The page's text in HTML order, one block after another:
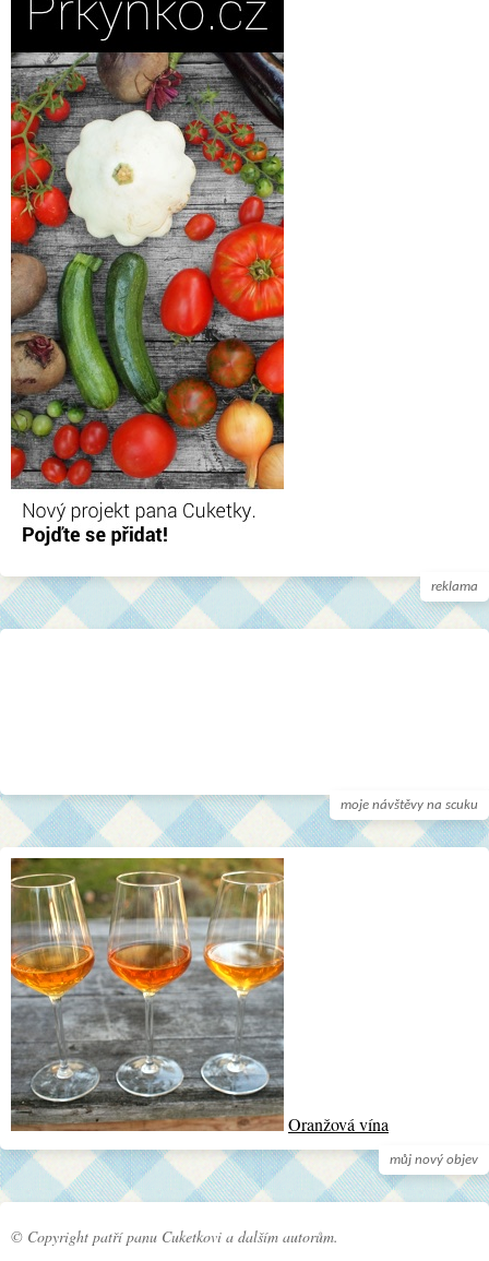
reklama
moje návštěvy na scuku
můj nový objev
Oranžová vína
© Copyright patří panu Cuketkovi a dalším autorům.